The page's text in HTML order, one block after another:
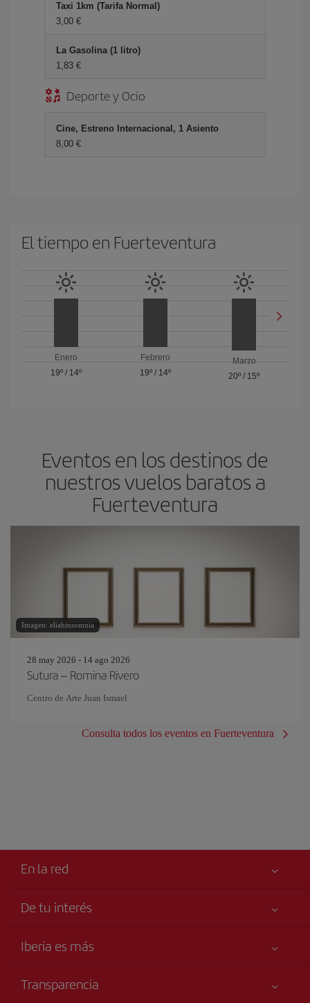
Taxi 1km (Tarifa Normal)
3,00 €
La Gasolina (1 litro)
1,83 €
Deporte y Ocio
Cine, Estreno Internacional, 1 Asiento
8,00 €
El tiempo en Fuerteventura
Enero
19º/ 14º
Febrero
19º/ 14º
Marzo
20º / 15º
Eventos en los destinos de
nuestros vuelos baratos a
Fuerteventura
Imagen: eliahinsomnia
28 may 2026 - 14 ago 2026
Sutura – Romina Rivero
Centro de Arte Juan Ismael
Consulta todos los eventos en Fuerteventura
En la red
De tu interés
Tu seguridad es lo primero
Iberia es más
Talento a bordo
Transparencia